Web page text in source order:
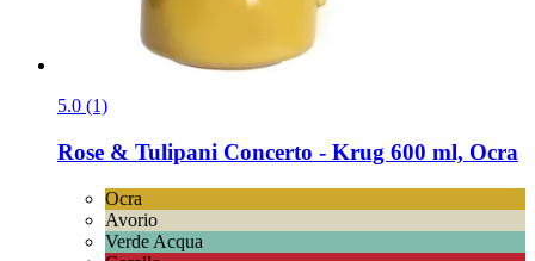
5.0 (1)
Rose & Tulipani Concerto -​ Krug 600 ml, Ocra
Ocra
Avorio
Verde Acqua